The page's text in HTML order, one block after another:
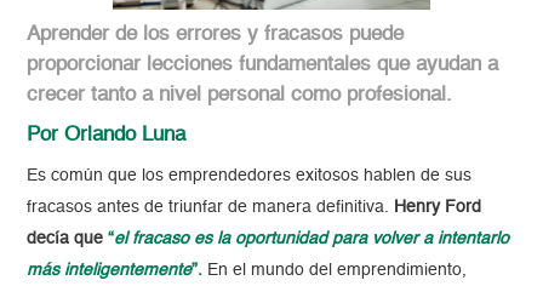
Aprender de los errores y fracasos puede
proporcionar lecciones fundamentales que ayudan a
crecer tanto a nivel personal como profesional.
Por Orlando Luna
Es común que los emprendedores exitosos hablen de sus
fracasos antes de triunfar de manera definitiva. Henry Ford
decía que“el fracaso es la oportunidad para volver a intentarlo
más inteligentemente”. En el mundo del emprendimiento,